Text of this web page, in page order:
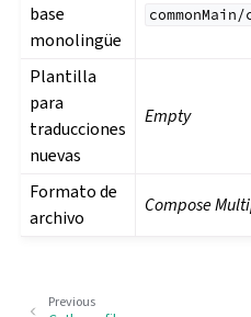
base
monolingüe
Plantilla
para
traducciones
nuevas
Empty
Formato de
archivo
Compose
Previous